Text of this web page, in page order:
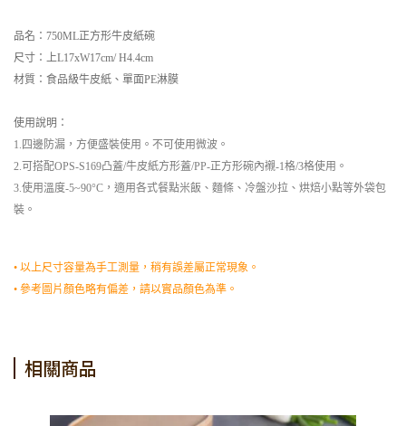
品名：750ML正方形牛皮紙碗
尺寸：上L17xW17cm/ H4.4cm
材質：食品級牛皮紙、單面PE淋膜
使用說明：
1.四邊防漏，方便盛裝使用。不可使用微波。
2.可搭配OPS-S169凸蓋/牛皮紙方形蓋/PP-正方形碗內襯-1格/3格使用。
3.使用溫度-5~90°C，適用各式餐點米飯、麵條、冷盤沙拉、烘焙小點等外袋包
裝。
• 以上尺寸容量為手工測量，稍有誤差屬正常現象。
• 參考圖片顏色略有偏差，請以實品顏色為準。
相關商品